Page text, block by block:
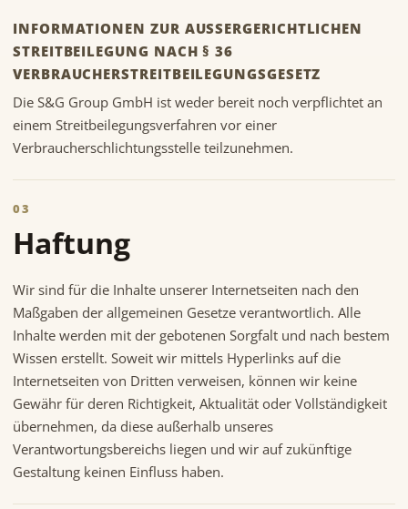
INFORMATIONEN ZUR AUSSERGERICHTLICHEN S
TREITBEILEGUNG NACH § 36 V
ERBRAUCHERSTREITBEILEGUNGSGESETZ
Die S&G Group GmbH ist weder bereit noch verpflichtet an
einem Streitbeilegungsverfahren vor einer
Verbraucherschlichtungsstelle teilzunehmen.
03
Haftung
Wir sind für die Inhalte unserer Internetseiten nach den
Maßgaben der allgemeinen Gesetze verantwortlich. Alle
Inhalte werden mit der gebotenen Sorgfalt und nach bestem
Wissen erstellt. Soweit wir mittels Hyperlinks auf die
Internetseiten von Dritten verweisen, können wir keine
Gewähr für deren Richtigkeit, Aktualität oder Vollständigkeit
übernehmen, da diese außerhalb unseres
Verantwortungsbereichs liegen und wir auf zukünftige
Gestaltung keinen Einfluss haben.